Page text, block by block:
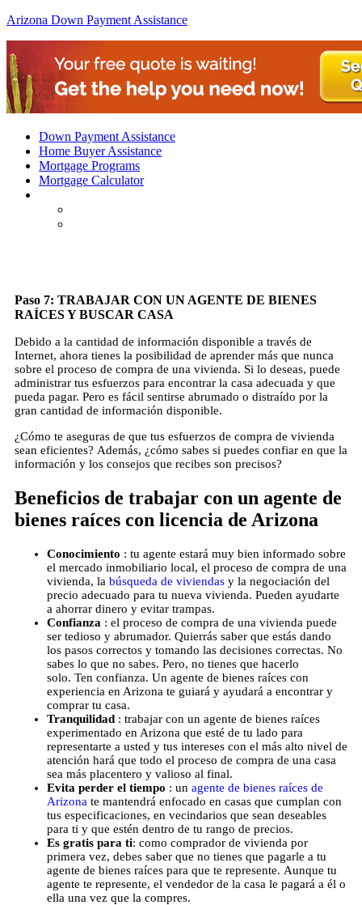
Arizona Down Payment Assistance
Down Payment Assistance
Home Buyer Assistance
Mortgage Programs
Mortgage Calculator
Paso 7: TRABAJAR CON UN AGENTE DE BIENES
RAÍCES Y BUSCAR CASA
Debido a la cantidad de información disponible a través de
Internet, ahora tienes la posibilidad de aprender más que nunca
sobre el proceso de compra de una vivienda. Si lo deseas, puede
administrar tus esfuerzos para encontrar la casa adecuada y que
pueda pagar. Pero es fácil sentirse abrumado o distraído por la
gran cantidad de información disponible.
¿Cómo te aseguras de que tus esfuerzos de compra de vivienda
sean eficientes? Además, ¿cómo sabes si puedes confiar en que la
información y los consejos que recibes son precisos?
Beneficios de trabajar con un agente de
bienes raíces con licencia de Arizona
Conocimiento : tu agente estará muy bien informado sobre
el mercado inmobiliario local, el proceso de compra de una
vivienda, la búsqueda de viviendas y la negociación del
precio adecuado para tu nueva vivienda. Pueden ayudarte
a ahorrar dinero y evitar trampas.
Confianza : el proceso de compra de una vivienda puede
ser tedioso y abrumador. Quierrás saber que estás dando
los pasos correctos y tomando las decisiones correctas. No
sabes lo que no sabes. Pero, no tienes que hacerlo
solo. Ten confianza. Un agente de bienes raíces con
experiencia en Arizona te guiará y ayudará a encontrar y
comprar tu casa.
Tranquilidad : trabajar con un agente de bienes raíces
experimentado en Arizona que esté de tu lado para
representarte a usted y tus intereses con el más alto nivel de
atención hará que todo el proceso de compra de una casa
sea más placentero y valioso al final.
Evita perder el tiempo : un agente de bienes raíces de
Arizona te mantendrá enfocado en casas que cumplan con
tus especificaciones, en vecindarios que sean deseables
para ti y que estén dentro de tu rango de precios.
Es gratis para ti: como comprador de vivienda por
primera vez, debes saber que no tienes que pagarle a tu
agente de bienes raíces para que te represente. Aunque tu
agente te represente, el vendedor de la casa le pagará a él o
ella una vez que la compres.